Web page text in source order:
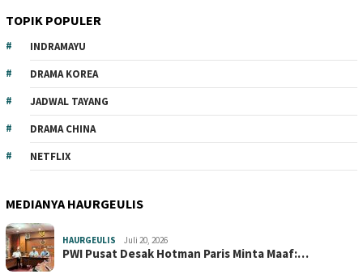
TOPIK POPULER
INDRAMAYU
DRAMA KOREA
JADWAL TAYANG
DRAMA CHINA
NETFLIX
MEDIANYA HAURGEULIS
HAURGEULIS Juli 20, 2026
PWI Pusat Desak Hotman Paris Minta Maaf:…